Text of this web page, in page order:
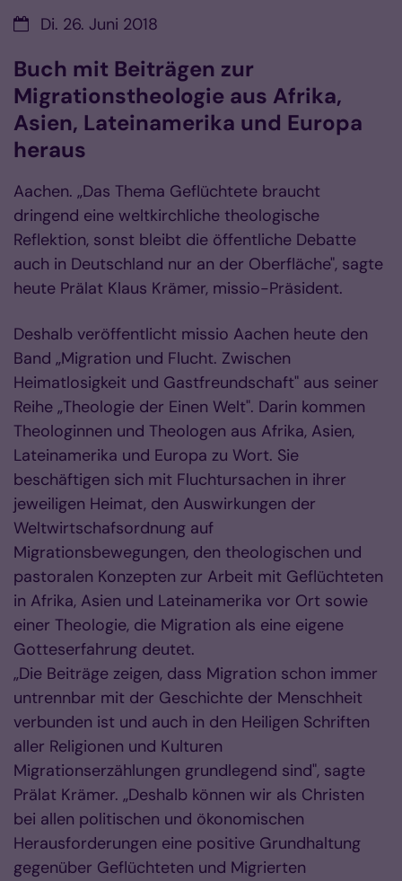
Datum:Di. 26. Juni 2018
Buch mit Beiträgen zur
Migrationstheologie aus Afrika,
Asien, Lateinamerika und Europa
heraus
Aachen. „Das Thema Geflüchtete braucht
dringend eine weltkirchliche theologische
Reflektion, sonst bleibt die öffentliche Debatte
auch in Deutschland nur an der Oberfläche", sagte
heute Prälat Klaus Krämer, missio-Präsident.
Deshalb veröffentlicht missio Aachen heute den
Band „Migration und Flucht. Zwischen
Heimatlosigkeit und Gastfreundschaft" aus seiner
Reihe „Theologie der Einen Welt". Darin kommen
Theologinnen und Theologen aus Afrika, Asien,
Lateinamerika und Europa zu Wort. Sie
beschäftigen sich mit Fluchtursachen in ihrer
jeweiligen Heimat, den Auswirkungen der
Weltwirtschafsordnung auf
Migrationsbewegungen, den theologischen und
pastoralen Konzepten zur Arbeit mit Geflüchteten
in Afrika, Asien und Lateinamerika vor Ort sowie
einer Theologie, die Migration als eine eigene
Gotteserfahrung deutet.
„Die Beiträge zeigen, dass Migration schon immer
untrennbar mit der Geschichte der Menschheit
verbunden ist und auch in den Heiligen Schriften
aller Religionen und Kulturen
Migrationserzählungen grundlegend sind", sagte
Prälat Krämer. „Deshalb können wir als Christen
bei allen politischen und ökonomischen
Herausforderungen eine positive Grundhaltung
gegenüber Geflüchteten und Migrierten